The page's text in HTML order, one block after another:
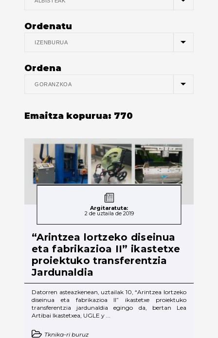
Ordenatu
Ordena
Emaitza kopurua: 770
Argitaratuta:
2 de uztaila de 2019
“Arintzea lortzeko diseinua
eta fabrikazioa II” ikastetxe
proiektuko transferentzia
Jardunaldia
Datorren asteazkenean, uztailak 10, “Arintzea lortzeko
diseinua eta fabrikazioa II” ikastetxe proiektuko
transferentzia jardunaldia egingo da, bertan Lea
Artibai Ikastetxea, UGLE y ...
Tknika-ri buruz